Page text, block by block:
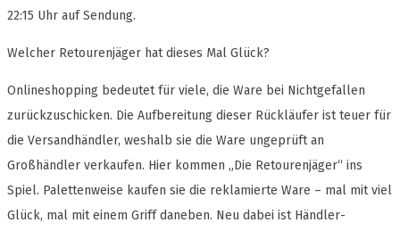
22:15 Uhr auf Sendung.
Welcher Retourenjäger hat dieses Mal Glück?
Onlineshopping bedeutet für viele, die Ware bei Nichtgefallen
zurückzuschicken. Die Aufbereitung dieser Rückläufer ist teuer für
die Versandhändler, weshalb sie die Ware ungeprüft an
Großhändler verkaufen. Hier kommen „Die Retourenjäger“ ins
Spiel. Palettenweise kaufen sie die reklamierte Ware – mal mit viel
Glück, mal mit einem Griff daneben. Neu dabei ist Händler-